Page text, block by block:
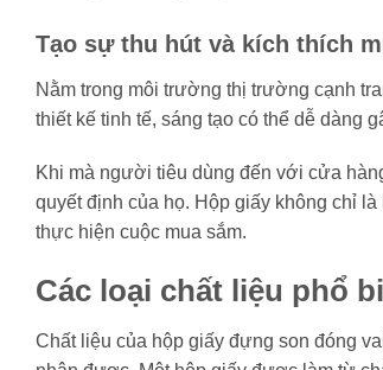
Tạo sự thu hút và kích thích
Nằm trong môi trường thị trường cạnh
thiết kế tinh tế, sáng tạo có thể dễ dàng
Khi mà người tiêu dùng đến với cửa
quyết định của họ. Hộp giấy không chỉ
thực hiện cuộc mua sắm.
Các loại chất liệu phổ
Chất liệu của hộp giấy đựng son đóng